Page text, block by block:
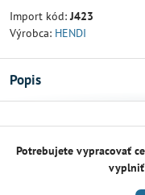
Import kód:J423
Výrobca: HENDI
Popis
Potrebujete vypracovať
vyplniť